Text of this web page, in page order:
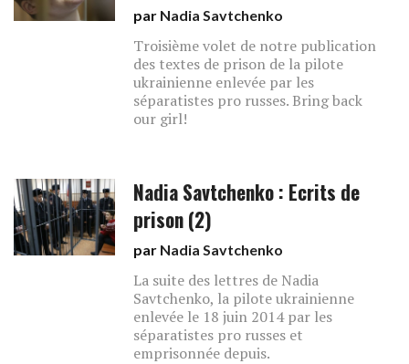
par Nadia Savtchenko
Troisième volet de notre publication
des textes de prison de la pilote
ukrainienne enlevée par les
séparatistes pro russes. Bring back
our girl!
Nadia Savtchenko : Ecrits de
prison (2)
par Nadia Savtchenko
La suite des lettres de Nadia
Savtchenko, la pilote ukrainienne
enlevée le 18 juin 2014 par les
séparatistes pro russes et
emprisonnée depuis.